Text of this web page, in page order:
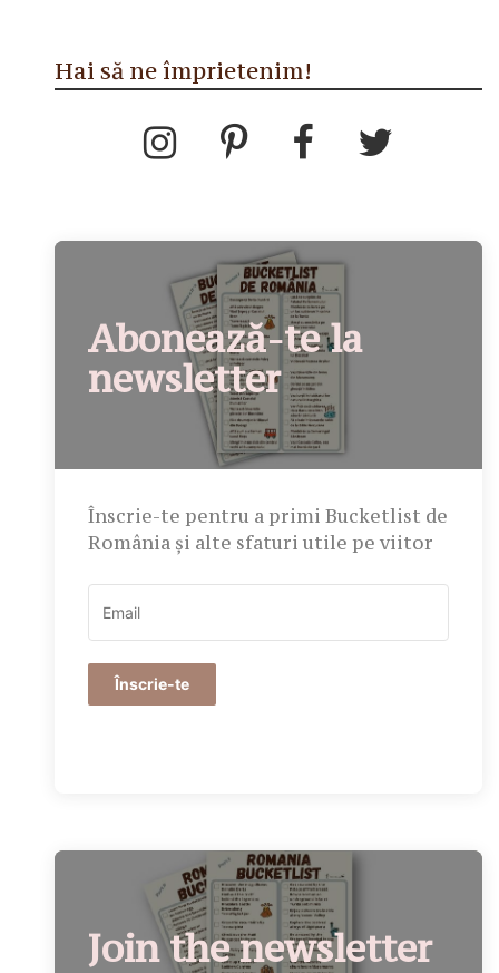
Hai să ne împrietenim!
Abonează-te la
newsletter
Înscrie-te pentru a primi Bucketlist de
România și alte sfaturi utile pe viitor
Înscrie-te
Join the newsletter